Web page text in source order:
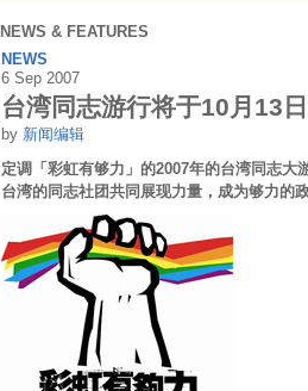
NEWS & FEATURES
NEWS
6 Sep 2007
台湾同志游行将于10月13
by 新闻编辑
定调「彩虹有够力」的2007年的台湾同志大
台湾的同志社团共同展现力量，成为够力的